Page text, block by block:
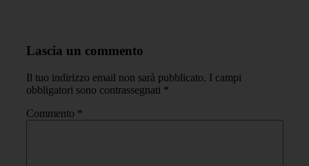
Lascia un commento
Il tuo indirizzo email non sarà pubblicato. I campi
obbligatori sono contrassegnati *
Commento *